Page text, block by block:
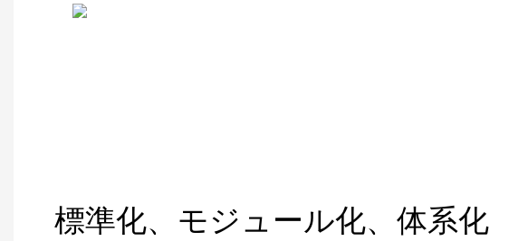
標準化、モジュール化、体系化